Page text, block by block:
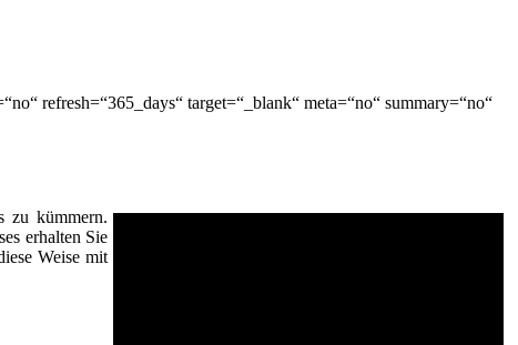
refresh=“365_days“ target=“_blank“ meta=“no“ summary=“no“
zu kümmern.
erhalten Sie
Weise mit